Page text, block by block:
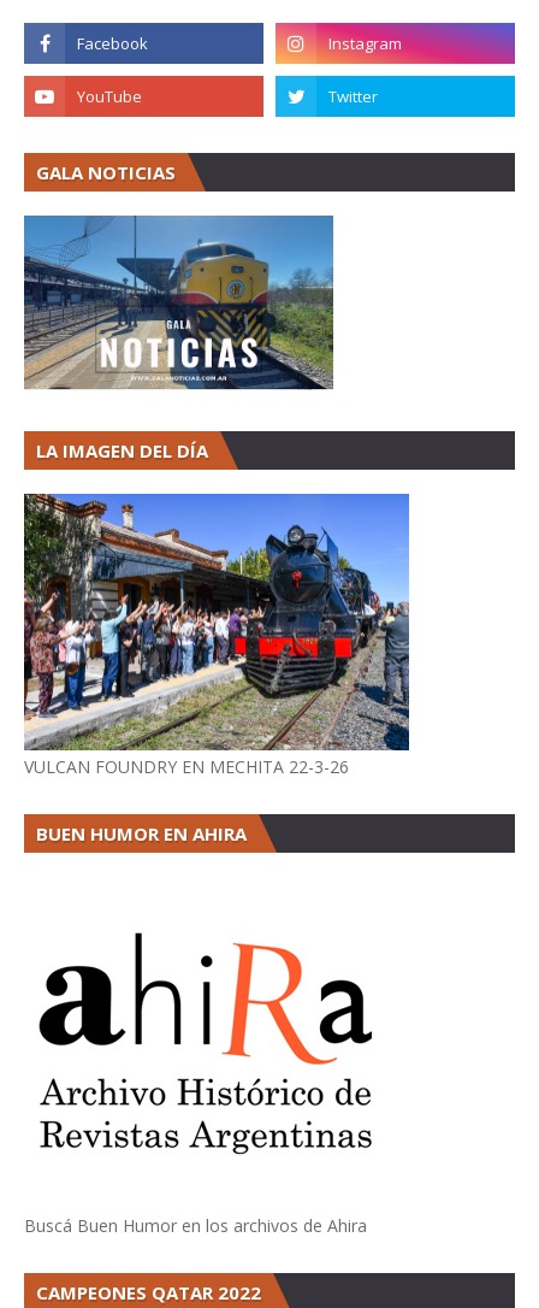
GALA NOTICIAS
LA IMAGEN DEL DÍA
VULCAN FOUNDRY EN MECHITA 22-3-26
BUEN HUMOR EN AHIRA
Buscá Buen Humor en los archivos de Ahira
CAMPEONES QATAR 2022